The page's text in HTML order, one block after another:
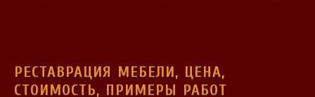
РЕСТАВРАЦИЯ МЕБЕЛИ, ЦЕНА,
СТОИМОСТЬ, ПРИМЕРЫ РАБОТ